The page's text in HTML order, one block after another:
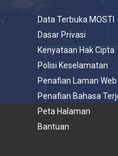
Data Terbuka MOSTI
Dasar Privasi
Kenyataan Hak Cipta
Polisi Keselamatan
Penafian Laman Web
Penafian Bahasa
Peta Halaman
Bantuan